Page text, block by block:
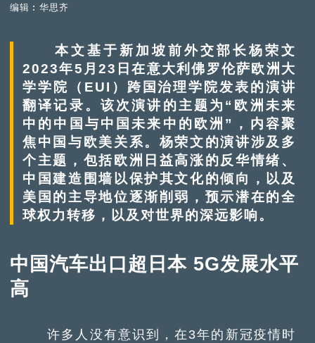
编辑︰华思齐
本文基于新加坡前外交部长杨荣文
2023年5月23日在意大利佛罗伦萨欧洲大
学学院（EUI）跨国治理学院发表的演讲
翻译记录。该次演讲的主题为“欧洲未来
中的中国与中国未来中的欧洲”，内容聚
焦中国与欧美关系。杨荣文的演讲涉及多
个主题，包括欧洲日益高涨的反华情绪、
中国建造围墙以保护其文化的倾向，以及
美国的主导地位逐渐削弱，预示潜在的全
球权力转移，以及对世界的深远影响。
中国汽车出口超日本 5G发展水平
高
许多人没有意识到，在3年的新冠疫情时